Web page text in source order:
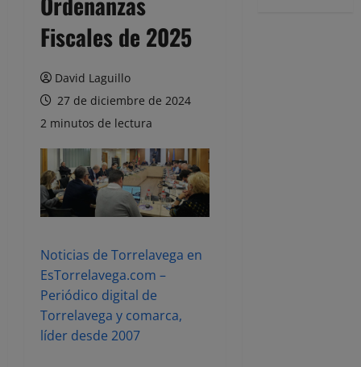
Fiscales de 2025
David Laguillo
27 de diciembre de 2024
2 minutos de lectura
Noticias de Torrelavega en
EsTorrelavega.com –
Periódico digital de
Torrelavega y comarca,
líder desde 2007